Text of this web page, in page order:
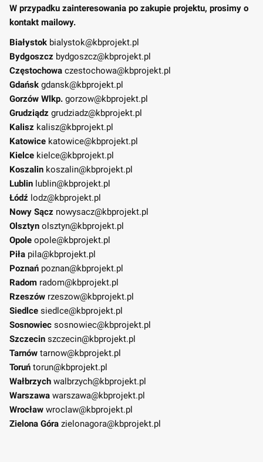
W przypadku zainteresowania po zakupie projektu, prosimy o
kontakt mailowy.
Białystok bialystok@kbprojekt.pl
Bydgoszcz bydgoszcz@kbprojekt.pl
Częstochowa czestochowa@kbprojekt.pl
Gdańsk gdansk@kbprojekt.pl
Gorzów Wlkp. gorzow@kbprojekt.pl
Grudziądz grudziadz@kbprojekt.pl
Kalisz kalisz@kbprojekt.pl
Katowice katowice@kbprojekt.pl
Kielce kielce@kbprojekt.pl
Koszalin koszalin@kbprojekt.pl
Lublin lublin@kbprojekt.pl
Łódź lodz@kbprojekt.pl
Nowy Sącz nowysacz@kbprojekt.pl
Olsztyn olsztyn@kbprojekt.pl
Opole opole@kbprojekt.pl
Piła pila@kbprojekt.pl
Poznań poznan@kbprojekt.pl
Radom radom@kbprojekt.pl
Rzeszów rzeszow@kbprojekt.pl
Siedlce siedlce@kbprojekt.pl
Sosnowiec sosnowiec@kbprojekt.pl
Szczecin szczecin@kbprojekt.pl
Tarnów tarnow@kbprojekt.pl
Toruń torun@kbprojekt.pl
Wałbrzych walbrzych@kbprojekt.pl
Warszawa warszawa@kbprojekt.pl
Wrocław wroclaw@kbprojekt.pl
Zielona Góra zielonagora@kbprojekt.pl